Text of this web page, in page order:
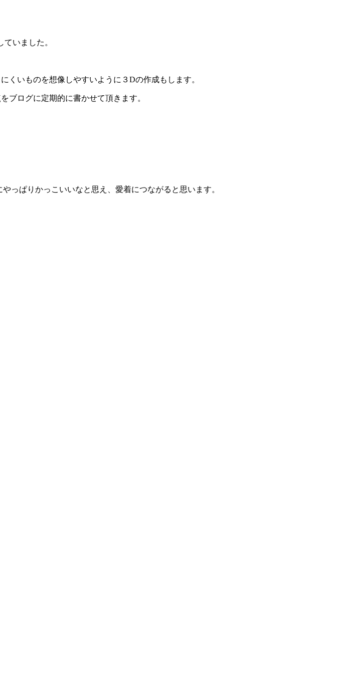
いました。
くいものを想像しやすいように３Dの作成もします。
ブログに定期的に書かせて頂きます。
っぱりかっこいいなと思え、愛着につながると思います。